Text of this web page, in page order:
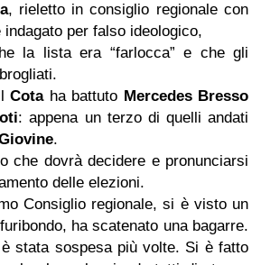
, rieletto in consiglio regionale con
indagato per falso ideologico,
la lista era “farlocca” e che gli
ilCotaha battuto Mercedes Bresso
: appena un terzo di quelli andati
.
che dovrà decidere e pronunciarsi
delle elezioni.
Consiglio regionale, si è visto un
ha scatenato una bagarre.
stata sospesa più volte. Si è fatto